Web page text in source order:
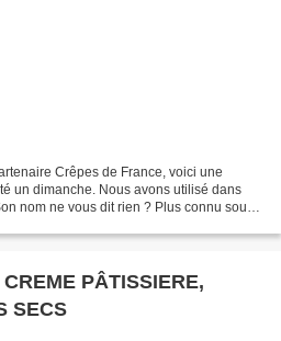
Crêpes de France, voici une
un dimanche. Nous avons utilisé dans
nom ne vous dit rien ? Plus connu sous
PÂTISSIERE,
SECS